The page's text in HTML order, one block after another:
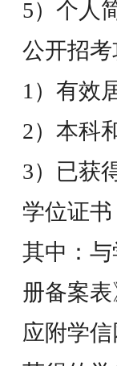
5）个人
公开招
1）有效
2）本科
3）已获
学位证书
其中：
册备案
应附学